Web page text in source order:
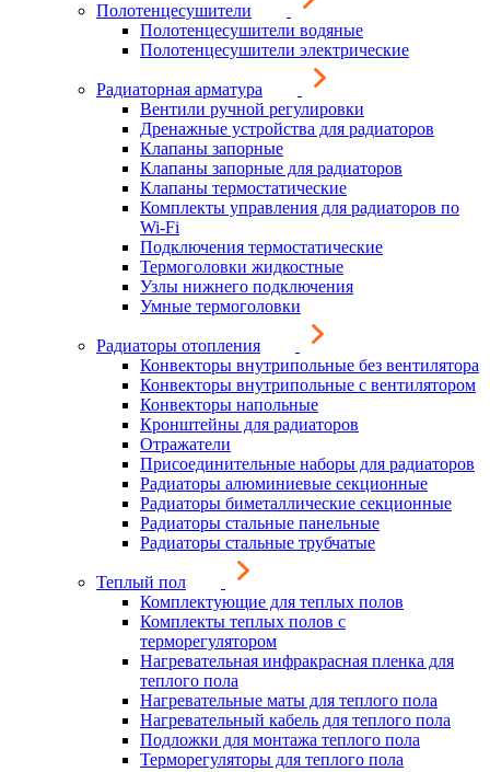
Полотенцесушители
Полотенцесушители водяные
Полотенцесушители электрические
Радиаторная арматура
Вентили ручной регулировки
Дренажные устройства для радиаторов
Клапаны запорные
Клапаны запорные для радиаторов
Клапаны термостатические
Комплекты управления для радиаторов по
Wi-Fi
Подключения термостатические
Термоголовки жидкостные
Узлы нижнего подключения
Умные термоголовки
Радиаторы отопления
Конвекторы внутрипольные без вентилятора
Конвекторы внутрипольные с вентилятором
Конвекторы напольные
Кронштейны для радиаторов
Отражатели
Присоединительные наборы для радиаторов
Радиаторы алюминиевые секционные
Радиаторы биметаллические секционные
Радиаторы стальные панельные
Радиаторы стальные трубчатые
Теплый пол
Комплектующие для теплых полов
Комплекты теплых полов с
терморегулятором
Нагревательная инфракрасная пленка для
теплого пола
Нагревательные маты для теплого пола
Нагревательный кабель для теплого пола
Подложки для монтажа теплого пола
Терморегуляторы для теплого пола